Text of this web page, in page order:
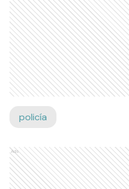
policía
Ads